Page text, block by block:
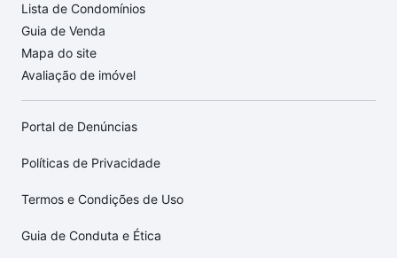
Lista de Condomínios
Guia de Venda
Mapa do site
Avaliação de imóvel
Portal de Denúncias
Políticas de Privacidade
Termos e Condições de Uso
Guia de Conduta e Ética